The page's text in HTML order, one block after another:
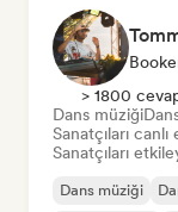
> 1800
Dans müziği
Sanatçıları
Sanatçıları
Dans müziği